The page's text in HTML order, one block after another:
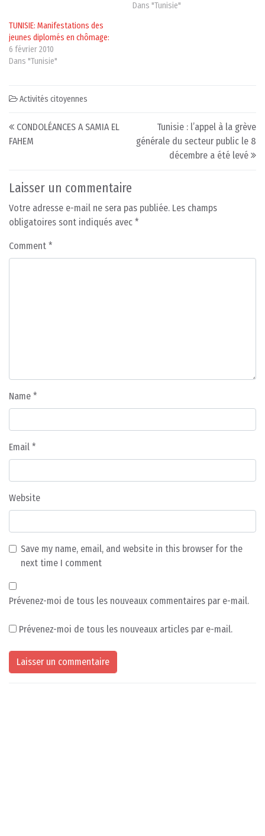
Dans "Tunisie"
TUNISIE: Manifestations des
jeunes diplomés en chômage:
6 février 2010
Dans "Tunisie"
Activités citoyennes
Post navigation
CONDOLÉANCES A SAMIA EL
FAHEM
Tunisie : l’appel à la grève
générale du secteur public le 8
décembre a été levé
Laisser un commentaire
Votre adresse e-mail ne sera pas publiée. Les champs
obligatoires sont indiqués avec *
Comment *
Name *
Email *
Website
Save my name, email, and website in this browser for the
next time I comment
Prévenez-moi de tous les nouveaux commentaires par e-mail.
Prévenez-moi de tous les nouveaux articles par e-mail.